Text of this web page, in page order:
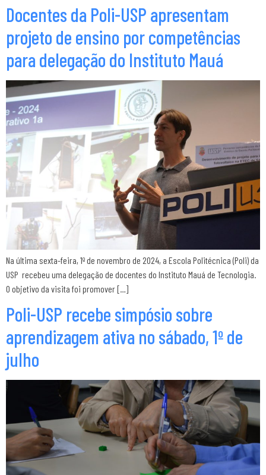
Docentes da Poli-USP apresentam
projeto de ensino por competências
para delegação do Instituto Mauá
Na última sexta-feira, 1º de novembro de 2024, a Escola Politécnica (Poli) da
USP recebeu uma delegação de docentes do Instituto Mauá de Tecnologia.
O objetivo da visita foi promover […]
Poli-USP recebe simpósio sobre
aprendizagem ativa no sábado, 1º de
julho